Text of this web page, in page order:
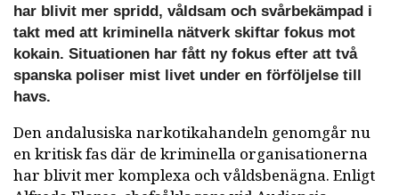
har blivit mer spridd, våldsam och svårbekämpad i
takt med att kriminella nätverk skiftar fokus mot
kokain. Situationen har fått ny fokus efter att två
spanska poliser mist livet under en förföljelse till
havs.
Den andalusiska narkotikahandeln genomgår nu
en kritisk fas där de kriminella organisationerna
har blivit mer komplexa och våldsbenägna. Enligt